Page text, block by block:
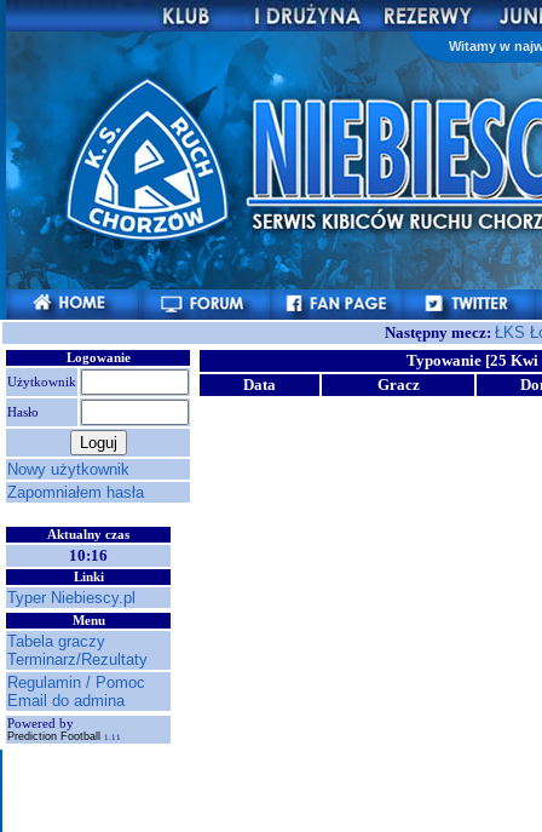
Witamy w
Następny mecz: ŁKS
Logowanie
Użytkownik
Hasło
Nowy użytkownik
Zapomniałem hasła
Aktualny czas
10:16
Linki
Typer Niebiescy.pl
Menu
Tabela graczy
Terminarz/Rezultaty
Regulamin / Pomoc
Email do admina
Powered by
Prediction Football 1.11
Typowanie [25 Kwi
Data
Gracz